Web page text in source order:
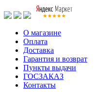
О магазине
Оплата
Доставка
Гарантия и возврат
Пункты выдачи
ГОСЗАКАЗ
Контакты